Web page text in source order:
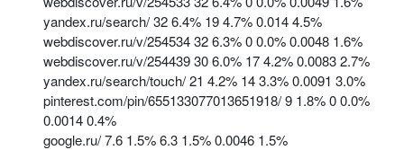
yandex.ru/search/ 32 6.4% 19 4.7% 0.014 4.5%
webdiscover.ru/v/254534 32 6.3% 0 0.0% 0.0048 1.6%
webdiscover.ru/v/254439 30 6.0% 17 4.2% 0.0083 2.7%
yandex.ru/search/touch/ 21 4.2% 14 3.3% 0.0091 3.0%
pinterest.com/pin/655133077013651918/ 9 1.8% 0 0.0%
0.0014 0.4%
google.ru/ 7.6 1.5% 6.3 1.5% 0.0046 1.5%